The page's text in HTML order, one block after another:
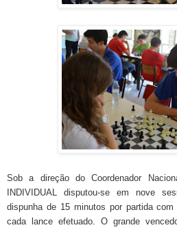
Sob a direção do Coordenador
INDIVIDUAL disputou-se em nove
dispunha de 15 minutos por partida
cada lance efetuado. O grande